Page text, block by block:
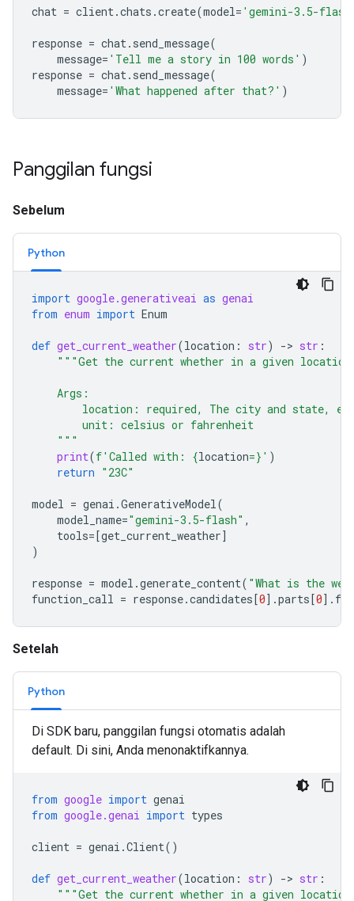
chat = client.chats .create(model= 'gemini-3.5-
response = chat. send_message(
message= 'Tell me a story in 100 words' )
response = chat. send_message(
message= 'What happened after that?' )
Panggilan fungsi
Sebelum
Python
import google.generativeai as genai
from enum import Enum
def get_current_weather(location : str) -> str :
"""Get the current whether in a given
    Args:
location: required, The city and state,
        unit: celsius or fahrenheit
    """
print(f'Called with: {location=} ' )
return "23C"
model = genai .GenerativeModel(
model_name="gemini-3.5-flash" ,
tools=[get_current_weather]
)
response = model .generate_content( "What is the
function_call = response.candidates[0] .parts[0] .
Setelah
Python
Di SDK baru, panggilan fungsi otomatis adalah
default. Di sini, Anda menonaktifkannya.
from google import genai
from google.genai import types
client = genai .Client()
def get_current_weather(location : str) -> str :
"""Get the current whether in a given